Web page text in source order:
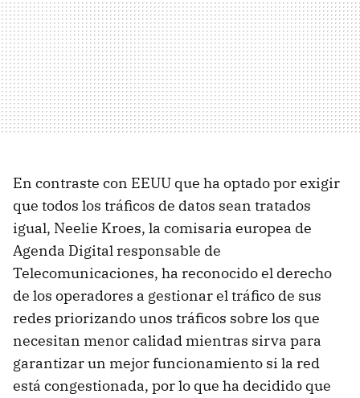
En contraste con EEUU que ha optado por exigir
que todos los tráficos de datos sean tratados
igual, Neelie Kroes, la comisaria europea de
Agenda Digital responsable de
Telecomunicaciones, ha reconocido el derecho
de los operadores a gestionar el tráfico de sus
redes priorizando unos tráficos sobre los que
necesitan menor calidad mientras sirva para
garantizar un mejor funcionamiento si la red
está congestionada, por lo que ha decidido que